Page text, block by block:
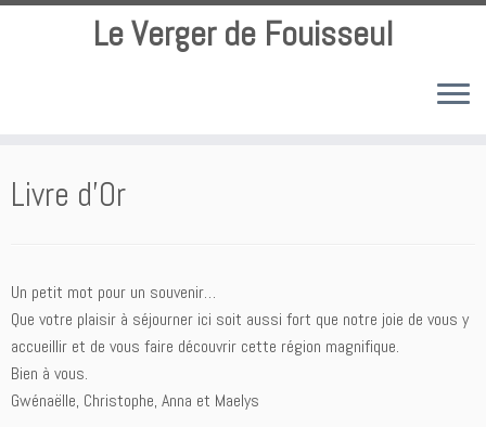
au
contenu
Le Verger de Fouisseul
Livre d’Or
Un petit mot pour un souvenir…
Que votre plaisir à séjourner ici soit aussi fort que notre joie de vous y
accueillir et de vous faire découvrir cette région magnifique.
Bien à vous.
Gwénaëlle, Christophe, Anna et Maelys